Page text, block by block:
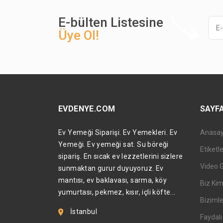
E-bülten Listesine
Üye Ol!
EVDENYE.COM
Ev Yemeği Siparişi. Ev Yemekleri. Ev
Yemeği. Ev yemeği sat. Su böreği
sipariş. En sıcak ev lezzetlerini sizlere
sunmaktan gurur duyuyoruz. Ev
mantısı, ev baklavası, sarma, köy
yumurtası, pekmez, kısır, içli köfte...
İstanbul
Video
Biz
Bizimle